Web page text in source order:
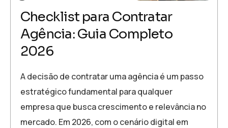
Checklist para Contratar
Agência: Guia Completo
2026
A decisão de contratar uma agência é um passo
estratégico fundamental para qualquer
empresa que busca crescimento e relevância no
mercado. Em 2026, com o cenário digital em